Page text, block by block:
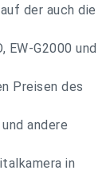
der auch die
EW-G2000 und
Preisen des
andere
in